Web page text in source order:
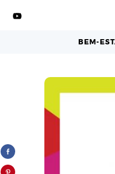
BEM-
4ª EDIÇÃO»